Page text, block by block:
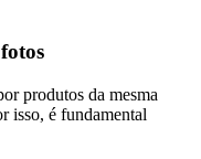
produtos da mesma
isso, é fundamental